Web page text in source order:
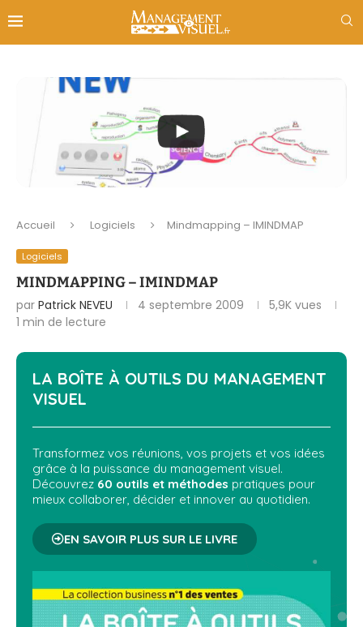
Accueil Logiciels Mindmapping – IMINDMAP
Logiciels
MINDMAPPING – IMINDMAP
par Patrick NEVEU 4 septembre 2009 5,9K vues
1 min de lecture
LA BOÎTE À OUTILS DU MANAGEMENT
VISUEL
Transformez vos réunions, vos projets et vos idées
grâce à la puissance du management visuel.
Découvrez 60 outils et méthodes pratiques pour
mieux collaborer, décider et innover au quotidien.
EN SAVOIR PLUS SUR LE LIVRE